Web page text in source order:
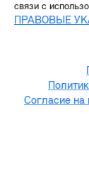
связи с
ПРАВОВЫЕ
Согласие